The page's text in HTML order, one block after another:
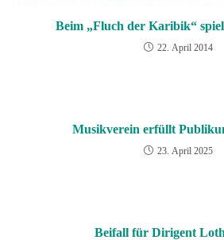
Beim „Fluch der Karibik“
22. April 2014
Musikverein erfüllt
23. April 2025
Beifall für Dirigent